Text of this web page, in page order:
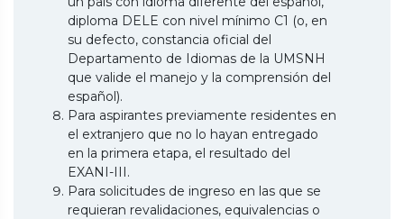
diploma DELE con nivel mínimo C1 (o, en
su defecto, constancia oficial del
Departamento de Idiomas de la UMSNH
que valide el manejo y la comprensión del
español).
Para aspirantes previamente residentes en
el extranjero que no lo hayan entregado
en la primera etapa, el resultado del
EXANI-III.
Para solicitudes de ingreso en las que se
requieran revalidaciones, equivalencias o